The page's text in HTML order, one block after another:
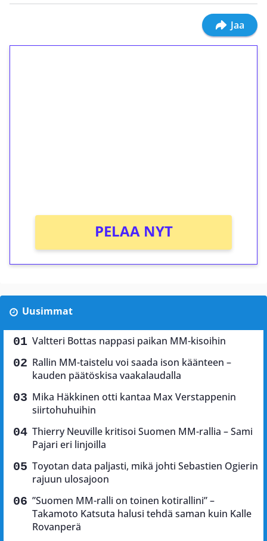
Jaa
PELAA NYT
Uusimmat
Valtteri Bottas nappasi paikan MM-kisoihin
Rallin MM-taistelu voi saada ison käänteen –
kauden päätöskisa vaakalaudalla
Mika Häkkinen otti kantaa Max Verstappenin
siirtohuhuihin
Thierry Neuville kritisoi Suomen MM-rallia – Sami
Pajari eri linjoilla
Toyotan data paljasti, mikä johti Sebastien Ogierin
rajuun ulosajoon
”Suomen MM-ralli on toinen kotirallini” –
Takamoto Katsuta halusi tehdä saman kuin Kalle
Rovanperä